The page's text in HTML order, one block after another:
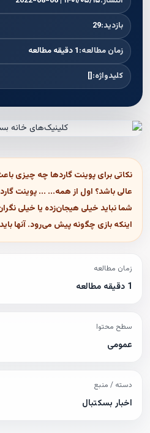
بازدید:29
زمان مطالعه:1 دقیقه مطالعه
کلیدواژه:[]
نکاتی برای پوینت گاردها چه چیزی
شما نباید خیلی هیجان‌زده یا خیلی
اینکه بازی چگونه پیش می‌رود. آنها
زمان مطالعه
1 دقیقه مطالعه
سطح محتوا
عمومی
دسته / منبع
اخبار بسکتبال